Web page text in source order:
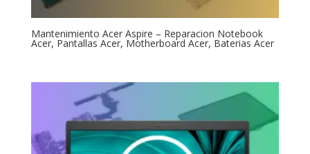
Mantenimiento Acer Aspire – Reparacion Notebook
Acer, Pantallas Acer, Motherboard Acer, Baterias Acer